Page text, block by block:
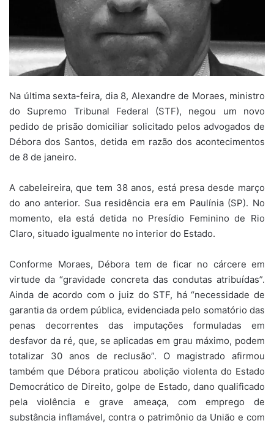
Na última sexta-feira, dia 8, Alexandre de Moraes, ministro
do Supremo Tribunal Federal (STF), negou um novo
pedido de prisão domiciliar solicitado pelos advogados de
Débora dos Santos, detida em razão dos acontecimentos
de 8 de janeiro.
A cabeleireira, que tem 38 anos, está presa desde março
do ano anterior. Sua residência era em Paulínia (SP). No
momento, ela está detida no Presídio Feminino de Rio
Claro, situado igualmente no interior do Estado.
Conforme Moraes, Débora tem de ficar no cárcere em
virtude da “gravidade concreta das condutas atribuídas”.
Ainda de acordo com o juiz do STF, há “necessidade de
garantia da ordem pública, evidenciada pelo somatório das
penas decorrentes das imputações formuladas em
desfavor da ré, que, se aplicadas em grau máximo, podem
totalizar 30 anos de reclusão”. O magistrado afirmou
também que Débora praticou abolição violenta do Estado
Democrático de Direito, golpe de Estado, dano qualificado
pela violência e grave ameaça, com emprego de
substância inflamável, contra o patrimônio da União e com